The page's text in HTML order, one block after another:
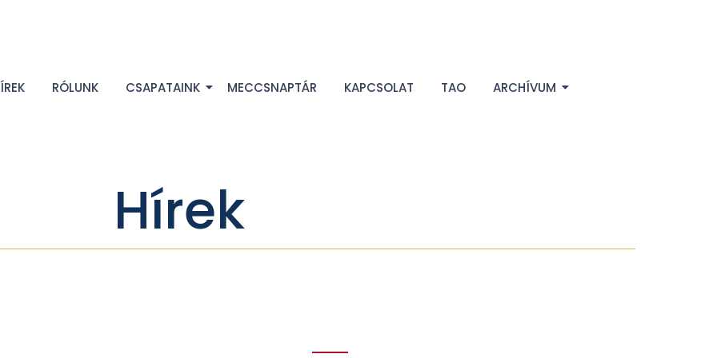
RÓLUNK CSAPATAINK MECCSNAPTÁR KAPCSOLAT TAO ARCHÍVUM
Hírek